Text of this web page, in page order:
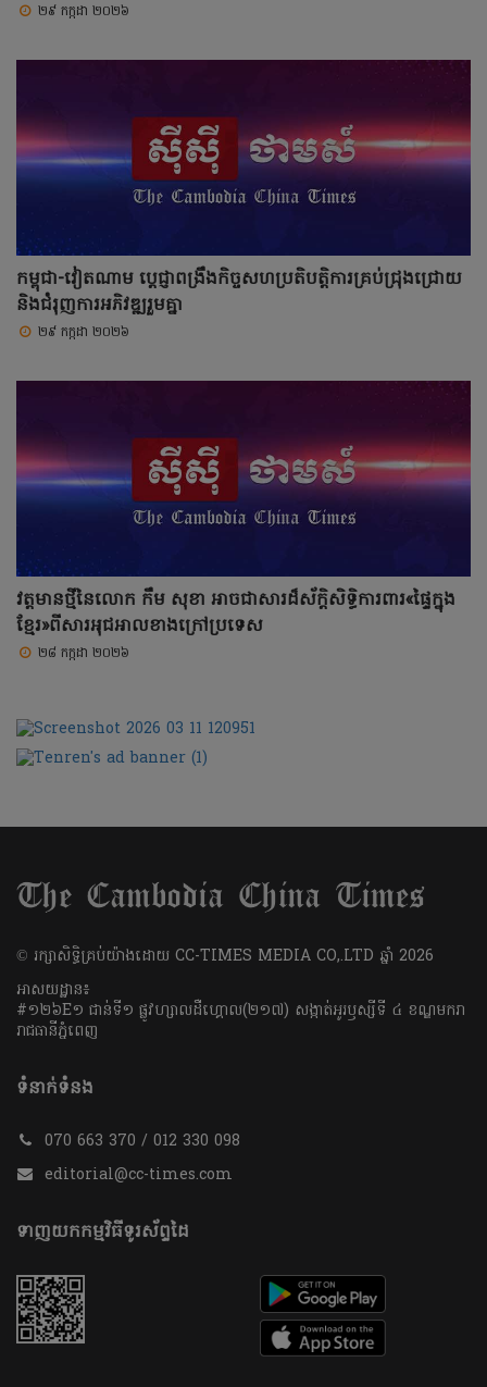
២៩ កក្កដា ២០២៦
កម្ពុជា-វៀតណាម ប្តេជ្ញាពង្រឹងកិច្ចសហប្រតិបត្តិការគ្រប់ជ្រុងជ្រោយ
និងជំរុញការអភិវឌ្ឍរួមគ្នា
២៩ កក្កដា ២០២៦
វត្តមានថ្មីនៃលោក កឹម សុខា អាចជាសារដ៏ស័ក្តិសិទ្ធិការពារ«ផ្ទៃក្នុង
ខ្មែរ»ពីសារអុជអាលខាងក្រៅប្រទេស
២៨ កក្កដា ២០២៦
​© រក្សា​សិទ្ធិ​គ្រប់​យ៉ាង​ដោយ​ CC-TIMES MEDIA CO,.LTD ឆ្នាំ​ 2026
អាសយដ្ឋាន៖
#១២៦E១ ជាន់ទី១ ផ្លូវហ្សាលដឺហ្គោល(២១៧) សង្កាត់អូរឫស្សីទី ៤ ខណ្ឌមករា
រាជធានីភ្នំពេញ
ទំនាក់ទំនង
070 663 370 / 012 330 098
editorial@cc-times.com
ទាញយកកម្មវិធីទូរស័ព្ទដៃ